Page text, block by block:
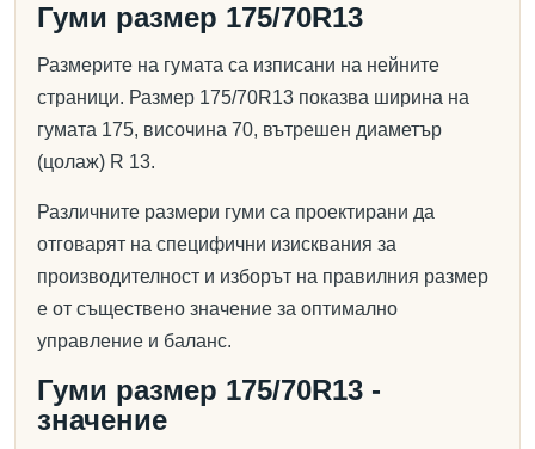
Гуми размер 175/70R13
Размерите на гумата са изписани на нейните
страници. Размер 175/70R13 показва ширина на
гумата 175, височина 70, вътрешен диаметър
(цолаж) R 13.
Различните размери гуми са проектирани да
отговарят на специфични изисквания за
производителност и изборът на правилния размер
е от съществено значение за оптимално
управление и баланс.
Гуми размер 175/70R13 -
значение